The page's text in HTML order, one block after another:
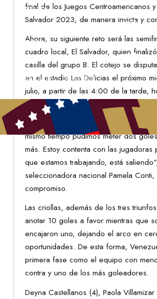
CONTACTO
DENUNCIAS
PROTECCIÓN DE LA INFANCIA
final de los Juegos Centroamericanos
Salvador 2023, de manera invicta y
Ahora, su siguiente reto será las
cuadro local, El Salvador, quien
casilla del grupo B. El cotejo se
en el estadio Las Delicias el próximo
julio, a partir de las 4:00 de la tarde,
p.m., hora de Venezuela.
“Estoy contenta porque hicimos un
mismo tiempo pudimos meter dos
más. Estoy contenta con las
que estamos trabajando, está
seleccionadora nacional Pamela
compromiso.
Las criollas, además de los tres
anotar 10 goles a favor mientras que
encajaron uno, dejando el arco en
oportunidades. De esta forma,
primera fase como el equipo con
contra y uno de los más goleadores.
Deyna Castellanos (4), Paola